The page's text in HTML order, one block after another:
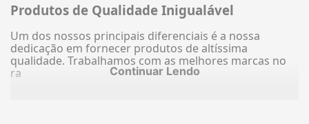
Produtos de Qualidade Inigualável
Um dos nossos principais diferenciais é a nossa
dedicação em fornecer produtos de altíssima
qualidade. Trabalhamos com as melhores marcas no
ra
Continuar Lendo